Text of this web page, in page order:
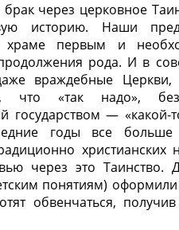
через церковное
историю. Наши
храме первым и
рода. И в
враждебные Церкви,
что «так надо»,
государством ―
годы все больше
через это Таинство.
понятиям)
обвенчаться,